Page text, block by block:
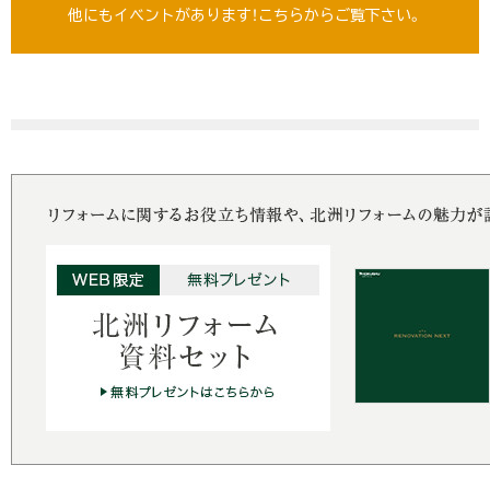
他にもイベントがあります！こちらからご覧下さい。